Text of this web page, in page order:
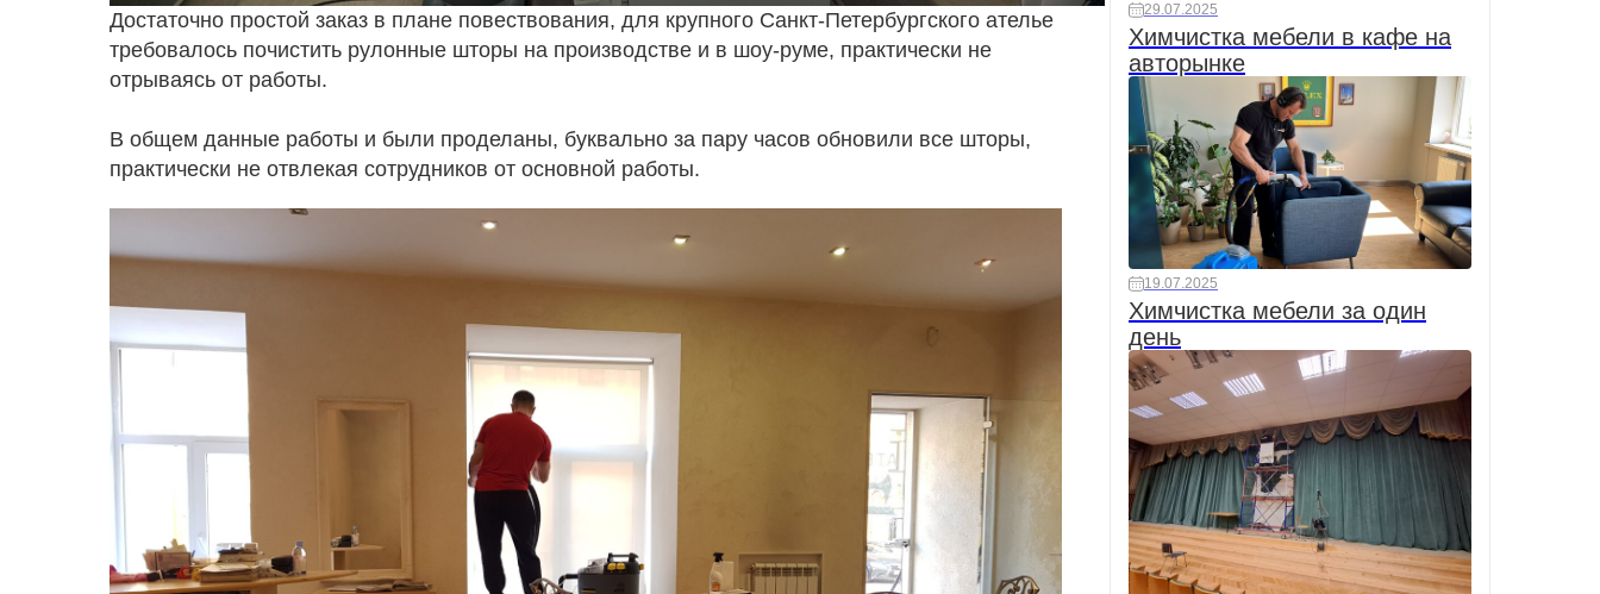
Достаточно простой заказ в плане повествования, для крупного Санкт-Петербургского ателье
требовалось почистить рулонные шторы на производстве и в шоу-руме, практически не
отрываясь от работы.
В общем данные работы и были проделаны, буквально за пару часов обновили все шторы,
практически не отвлекая сотрудников от основной работы.
29.07.2025
Химчистка мебели в кафе на
авторынке
19.07.2025
Химчистка мебели за один
день